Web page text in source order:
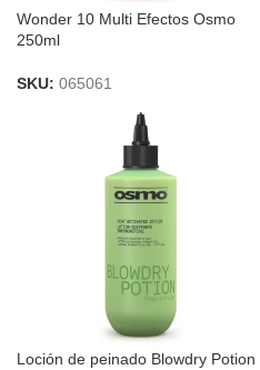
Wonder 10 Multi Efectos Osmo
250ml
SKU: 065061
Loción de peinado Blowdry Potion